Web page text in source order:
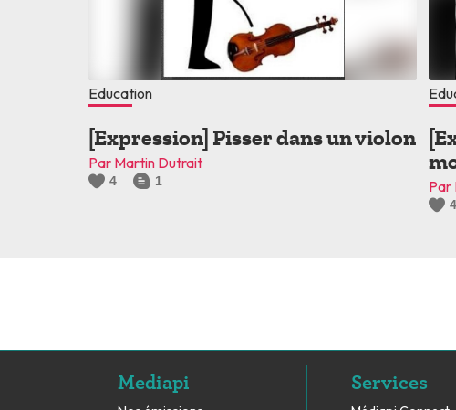
Education
[Expression] Pisser dans un violon
Par Martin Dutrait
4 1 Par
4
Mediapi Services